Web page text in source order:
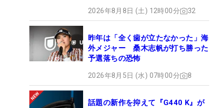
2026年8月8日 (土) 12時00分 32
昨年は「全く歯が立たなかった」海
外メジャー 桑木志帆が打ち勝った
予選落ちの恐怖
2026年8月5日 (水) 07時00分 8
話題の新作を抑えて『G440 K』が